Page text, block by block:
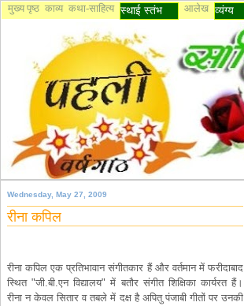
मुख्य पृष्ठ काव्य कथा-साहित्य स्थाई स्तंभ आलेख व्यंग्य
Wednesday, May 27, 2009
रीना कपिल
रीना कपिल एक प्रतिभावान संगीतकार हैं और वर्तमान में फरीदाबाद
स्थित "जी.बी.एन विद्यालय" में बतौर संगीत शिक्षिका कार्यरत हैं।
रीना न केवल सितार व तबले में दक्ष है अपितु पंजाबी गीतों पर उनकी